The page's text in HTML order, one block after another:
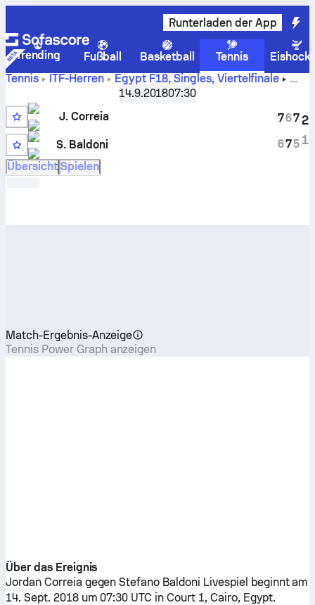
Runterladen der App
Trending Fußball Basketball Tennis
Tennis
ITF-Herren Egypt F18, Singles, Viertelfinale
Live-Punktestand und H2H-Ergebnisse für
gegen
14.9.201807:30
1
J. Correia
S. Baldoni
7
6
6
7
7
5
2
1
Übersicht Spielen
Match-Ergebnis-Anzeige
Tennis Power Graph anzeigen
Über das Ereignis
Jordan Correia gegenStefano Baldoni Livespiel beginnt am
14. Sept. 2018 um 07:30 UTC in Court 1, Cairo, Egypt.